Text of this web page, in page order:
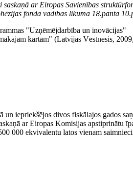
saskaņā ar Eiropas Savienības
fonda vadības likuma 18.panta
"Uzņēmējdarbība un inovācijas"
kārtām" (Latvijas Vēstnesis,
un iepriekšējos divos fiskālajos gados
ar Eiropas Komisijas apstiprinātu
000 ekvivalentu latos vienam